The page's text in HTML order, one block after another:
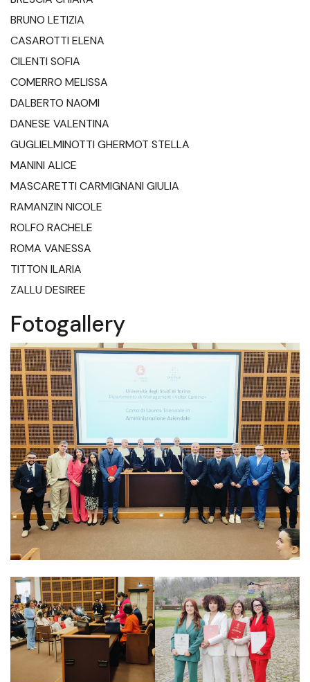
BRUNO LETIZIA
CASAROTTI ELENA
CILENTI SOFIA
COMERRO MELISSA
DALBERTO NAOMI
DANESE VALENTINA
GUGLIELMINOTTI GHERMOT STELLA
MANINI ALICE
MASCARETTI CARMIGNANI GIULIA
RAMANZIN NICOLE
ROLFO RACHELE
ROMA VANESSA
TITTON ILARIA
ZALLU DESIREE
Fotogallery